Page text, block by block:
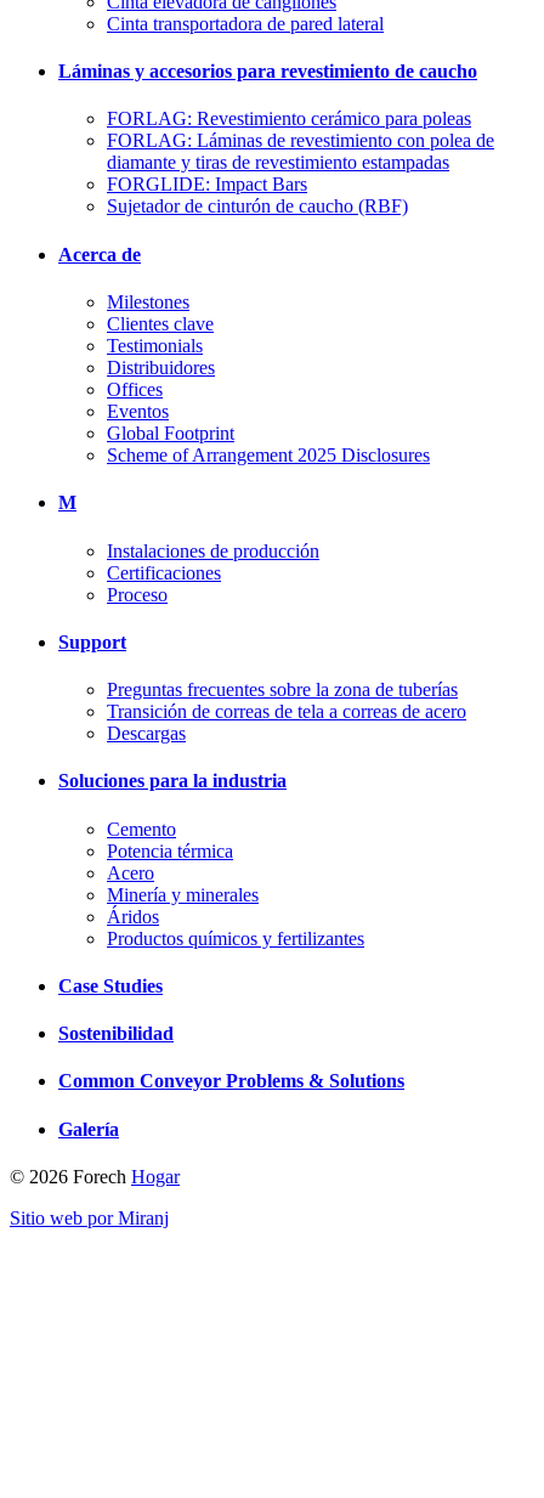
Cinta transportadora de pared lateral
Láminas y accesorios para revestimiento de caucho
FORLAG: Revestimiento cerámico para poleas
FORLAG: Láminas de revestimiento con polea de
diamante y tiras de revestimiento estampadas
FORGLIDE: Impact Bars
Sujetador de cinturón de caucho (RBF)
Acerca de
Milestones
Clientes clave
Testimonials
Distribuidores
Offices
Eventos
Global Footprint
Scheme of Arrangement 2025 Disclosures
M
Instalaciones de producción
Certificaciones
Proceso
Support
Preguntas frecuentes sobre la zona de tuberías
Transición de correas de tela a correas de acero
Descargas
Soluciones para la industria
Cemento
Potencia térmica
Acero
Minería y minerales
Áridos
Productos químicos y fertilizantes
Case Studies
Sostenibilidad
Common Conveyor Problems & Solutions
Galería
© 2026 Forech Hogar
Sitio web por Miranj